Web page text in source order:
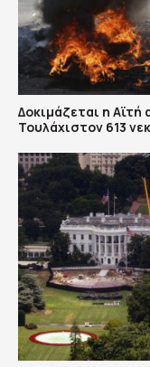
Δοκιμάζεται η
Τουλάχιστον 613